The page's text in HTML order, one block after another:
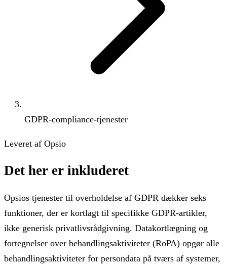
GDPR-compliance-tjenester
Leveret af Opsio
Det her er inkluderet
Opsios tjenester til overholdelse af GDPR dækker seks
funktioner, der er kortlagt til specifikke GDPR-artikler,
ikke generisk privatlivsrådgivning. Datakortlægning og
fortegnelser over behandlingsaktiviteter (RoPA) opgør alle
behandlingsaktiviteter for persondata på tværs af systemer,